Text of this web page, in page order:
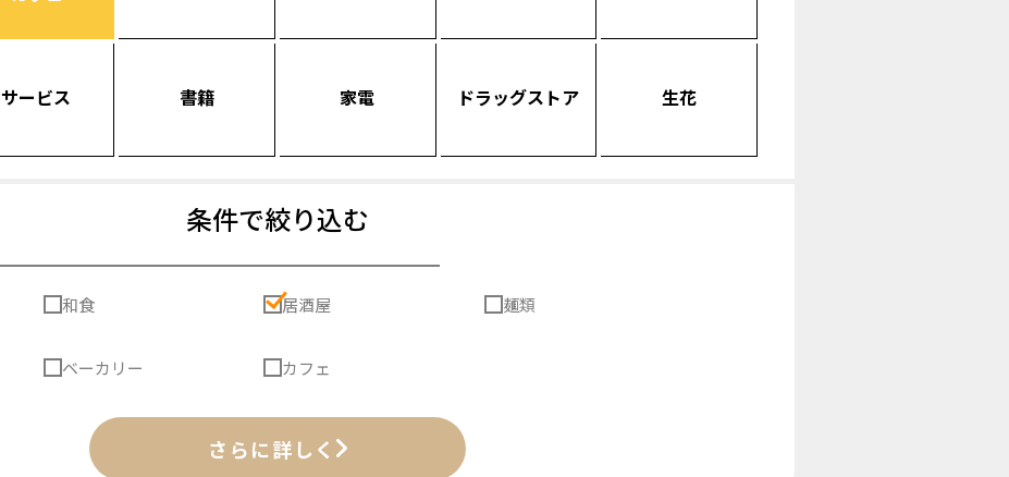
サービス 書籍 家電 ドラッグストア 生花
条件で絞り込む
和食 居酒屋 麺類
ベーカリー カフェ
さらに詳しく